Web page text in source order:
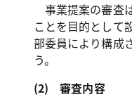
事業提案の審査
ことを目的として
部委員により構成
う。
(2) 審査内容